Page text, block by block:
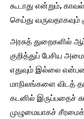
கூடாது என்றும்,
செய்து வருவதாகவும்
அரசுத் துறைகளில்
குறித்துப் பேசிய
எதுவும் இல்லை
மாநிலங்களை விடத்
கடனில் இருப்பதைச்
முழுமையாகச்